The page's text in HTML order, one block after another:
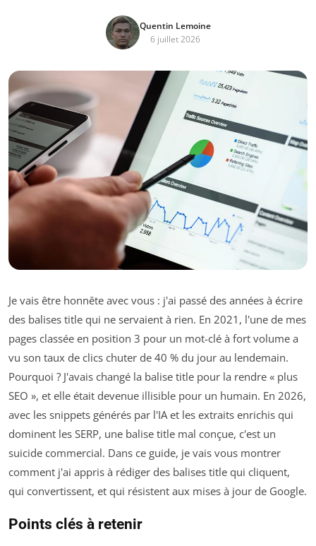
Quentin Lemoine
6 juillet 2026
Je vais être honnête avec vous : j'ai passé des années à écrire
des balises title qui ne servaient à rien. En 2021, l'une de mes
pages classée en position 3 pour un mot-clé à fort volume a
vu son taux de clics chuter de 40 % du jour au lendemain.
Pourquoi ? J'avais changé la balise title pour la rendre « plus
SEO », et elle était devenue illisible pour un humain. En 2026,
avec les snippets générés par l'IA et les extraits enrichis qui
dominent les SERP, une balise title mal conçue, c'est un
suicide commercial. Dans ce guide, je vais vous montrer
comment j'ai appris à rédiger des balises title qui cliquent,
qui convertissent, et qui résistent aux mises à jour de Google.
Points clés à retenir